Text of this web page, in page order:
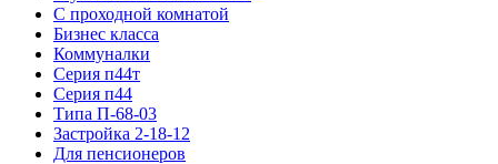
С проходной комнатой
Бизнес класса
Коммуналки
Серия п44т
Серия п44
Типа П-68-03
Застройка 2-18-12
Для пенсионеров